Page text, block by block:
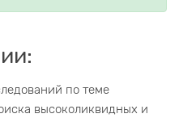
по теме
высоколиквидных и